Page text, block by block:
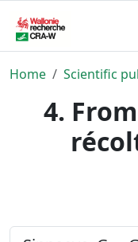
Home Scientific
4.